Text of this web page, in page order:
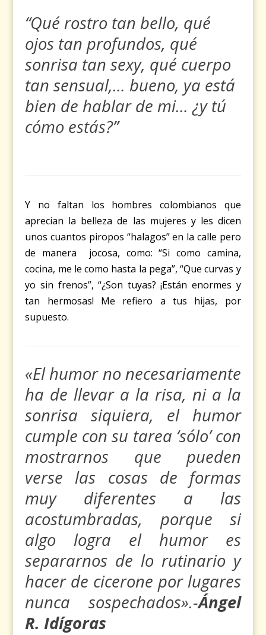
“Qué rostro tan bello, qué
ojos tan profundos, qué
sonrisa tan sexy, qué cuerpo
tan sensual,… bueno, ya está
bien de hablar de mi… ¿y tú
cómo estás?”
Y no faltan los hombres colombianos que
aprecian la belleza de las mujeres y les dicen
unos cuantos piropos “halagos” en la calle pero
de manera jocosa, como: “Si como camina,
cocina, me le como hasta la pega”, “Que curvas y
yo sin frenos”,“¿Son tuyas? ¡Están enormes y
tan hermosas! Me refiero a tus hijas, por
supuesto.
«El humor no necesariamente
ha de llevar a la risa, ni a la
sonrisa siquiera, el humor
cumple con su tarea ‘sólo’ con
mostrarnos que pueden
verse las cosas de formas
muy diferentes a las
acostumbradas, porque si
algo logra el humor es
separarnos de lo rutinario y
hacer de cicerone por lugares
nunca sospechados».-Ángel
R. Idígoras